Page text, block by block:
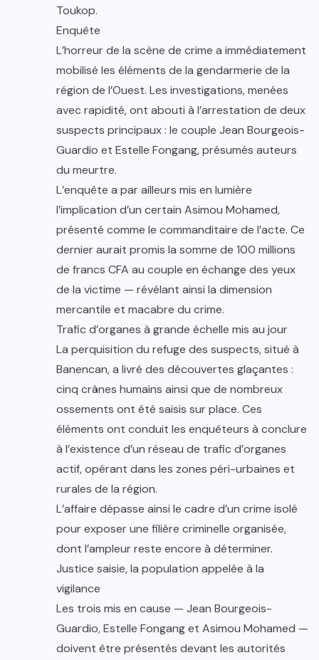
Toukop.
Enquête
L’horreur de la scène de crime a immédiatement
mobilisé les éléments de la gendarmerie de la
région de l’Ouest. Les investigations, menées
avec rapidité, ont abouti à l’arrestation de deux
suspects principaux : le couple Jean Bourgeois-
Guardio et Estelle Fongang, présumés auteurs
du meurtre.
L’enquête a par ailleurs mis en lumière
l’implication d’un certain Asimou Mohamed,
présenté comme le commanditaire de l’acte. Ce
dernier aurait promis la somme de 100 millions
de francs CFA au couple en échange des yeux
de la victime — révélant ainsi la dimension
mercantile et macabre du crime.
Trafic d’organes à grande échelle mis au jour
La perquisition du refuge des suspects, situé à
Banencan, a livré des découvertes glaçantes :
cinq crânes humains ainsi que de nombreux
ossements ont été saisis sur place. Ces
éléments ont conduit les enquêteurs à conclure
à l’existence d’un réseau de trafic d’organes
actif, opérant dans les zones péri-urbaines et
rurales de la région.
L’affaire dépasse ainsi le cadre d’un crime isolé
pour exposer une filière criminelle organisée,
dont l’ampleur reste encore à déterminer.
Justice saisie, la population appelée à la
vigilance
Les trois mis en cause — Jean Bourgeois-
Guardio, Estelle Fongang et Asimou Mohamed —
doivent être présentés devant les autorités